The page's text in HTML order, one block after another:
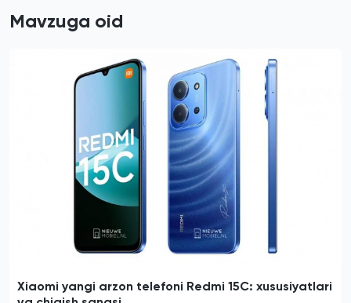
Mavzuga oid
Xiaomi yangi arzon telefoni Redmi 15C: xususiyatlari